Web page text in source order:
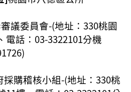
議委員會-(地址：330桃園
電話：03-3322101分機
購稽核小組-(地址：330桃